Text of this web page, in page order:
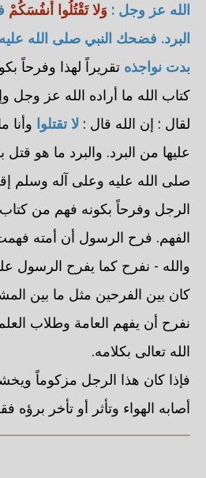
الله عز وجل : وَلا تَقْتُلُوا أَنفُسَكُمْ
البرد. فضحك النبي صلى الله
بدت نواجذه تقريراً لهذا وفرحاً
كتاب الله ما أراده الله عز وجل
لقال : إن الله قال : لا تقتلوا وأنا
عليها من البرد. والبرد ما هو
صلى الله عليه وعلى آله وسلم
الرجل وفرحاً بكونه فهم من
الفهم. فرح الرسول أن أمته
والله - نفرح كما يفرح الرسول
كان بين الفرحين مثل ما بين
نفرح أن يفهم العامة وطلاب
الله تعالى بكلامه.
فإذا كان هذا الرجل مزكوماً
أصابه الهواء وتأثر أو تأخر برؤه